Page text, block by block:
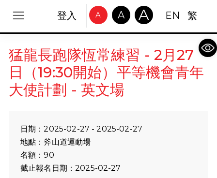
登入 A A A EN 繁
猛龍長跑隊恆常練習 - 2月27
日（19:30開始）平等機會青年
大使計劃 - 英文場
日期：2025-02-27 - 2025-02-27
地點：斧山道運動場
名額：90
截止報名日期：2025-02-27